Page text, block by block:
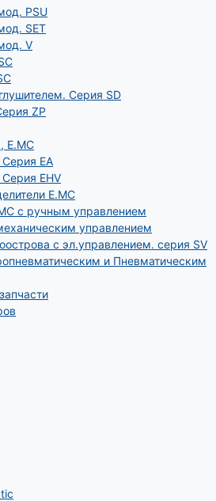
PSU
SET
V
Серия SD
ZP
Е.МС
EA
EHV
E.MC
с ручным управлением
управлением
с эл.управлением. серия SV
и Пневматическим